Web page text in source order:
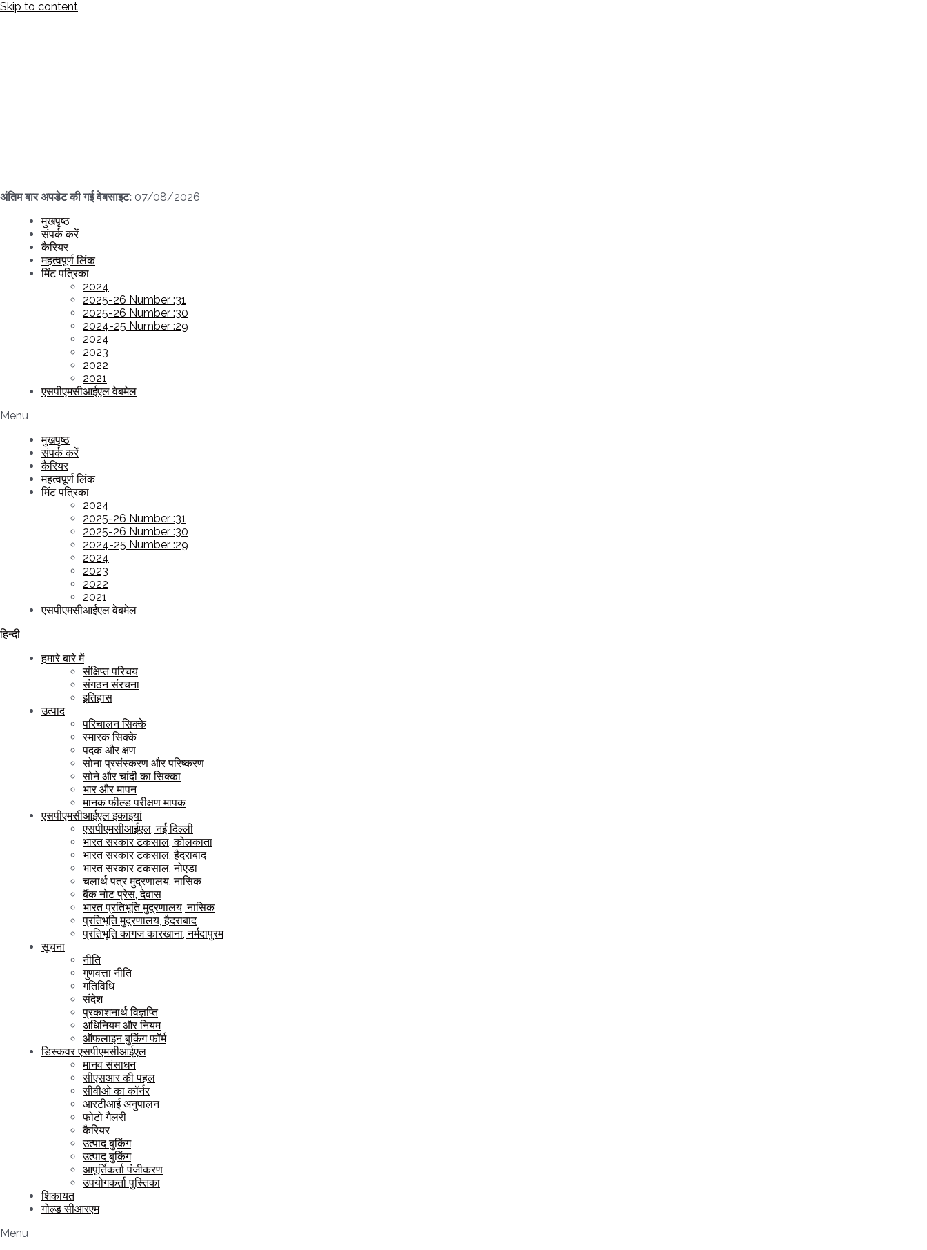
Skip to content
अंतिम बार अपडेट की गई वेबसाइट: 07/08/2026
मुखपृष्ठ
संपर्क करें
कैरियर
महत्वपूर्ण लिंक
मिंट पत्रिका
2024
2025-26 Number :31
2025-26 Number :30
2024-25 Number :29
2024
2023
2022
2021
एसपीएमसीआईएल वेबमेल
Menu
मुखपृष्ठ
संपर्क करें
कैरियर
महत्वपूर्ण लिंक
मिंट पत्रिका
2024
2025-26 Number :31
2025-26 Number :30
2024-25 Number :29
2024
2023
2022
2021
एसपीएमसीआईएल वेबमेल
हिन्दी
हमारे बारे में
संक्षिप्त परिचय
संगठन संरचना
इतिहास
उत्पाद
परिचालन सिक्के
स्मारक सिक्के
पदक और क्षण
सोना प्रसंस्करण और परिष्करण
सोने और चांदी का सिक्का
भार और मापन
मानक फील्ड परीक्षण मापक
एसपीएमसीआईएल इकाइयां
एसपीएमसीआईएल, नई दिल्ली
भारत सरकार टकसाल, कोलकाता
भारत सरकार टकसाल, हैदराबाद
भारत सरकार टकसाल, नोएडा
चलार्थ पत्र मुद्रणालय, नासिक
बैंक नोट प्रेस, देवास
भारत प्रतिभूति मुद्रणालय, नासिक
प्रतिभूति मुद्रणालय, हैदराबाद
प्रतिभूति कागज कारखाना, नर्मदापुरम
सूचना
नीति
गुणवत्ता नीति
गतिविधि
संदेश
प्रकाशनार्थ विज्ञप्ति
अधिनियम और नियम
ऑफलाइन बुकिंग फॉर्म
डिस्कवर एसपीएमसीआईएल
मानव संसाधन
सीएसआर की पहल
सीवीओ का कॉर्नर
आरटीआई अनुपालन
फोटो गैलरी
कैरियर
उत्पाद बुकिंग
उत्पाद बुकिंग
आपूर्तिकर्ता पंजीकरण
उपयोगकर्ता पुस्तिका
शिकायत
गोल्ड सीआरएम
Menu